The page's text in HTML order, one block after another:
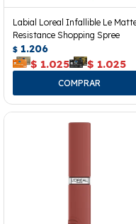
Labial Loreal Infallible Le
Resistance Shopping Spree
$ 1.206
$ 1.025 $ 1.025